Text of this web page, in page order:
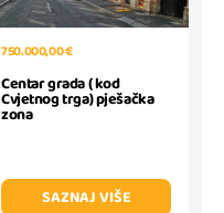
750.000,00 €
Centar grada ( kod
Cvjetnog trga) pješačka
zona
SAZNAJ VIŠE